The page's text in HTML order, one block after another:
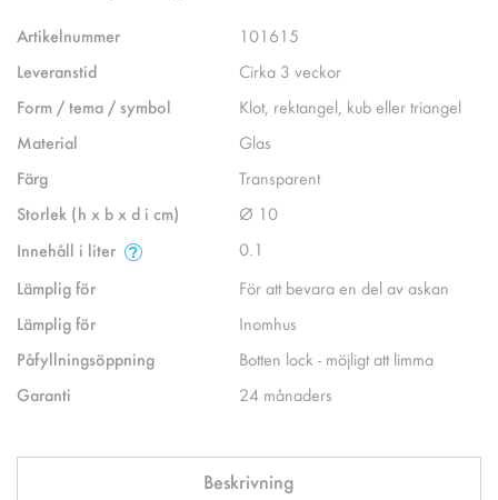
Artikelnummer
101615
Leveranstid
Cirka 3 veckor
Form / tema / symbol
Klot, rektangel, kub eller triangel
Material
Glas
Färg
Transparent
Storlek (h x b x d i cm)
Ø 10
Innehåll i liter
0.1
Lämplig för
För att bevara en del av askan
Lämplig för
Inomhus
Påfyllningsöppning
Botten lock - möjligt att limma
Garanti
24 månaders
Beskrivning